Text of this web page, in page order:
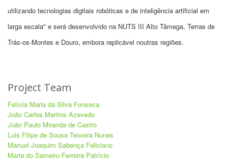
utilizando tecnologias digitais robóticas e de inteligência artificial em
larga escala" e será desenvolvido na NUTS III Alto Tâmega, Terras de
Trás-os-Montes e Douro, embora replicável noutras regiões.
Project Team
Felícia Maria da Silva Fonseca
João Carlos Martins Azevedo
João Paulo Miranda de Castro
Luis Filipe de Sousa Teixeira Nunes
Manuel Joaquim Sabença Feliciano
Maria do Sameiro Ferreira Patrício